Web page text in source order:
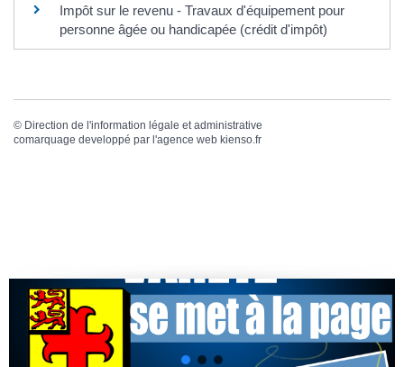
Impôt sur le revenu - Travaux d'équipement pour
personne âgée ou handicapée (crédit d'impôt)
© Direction de l'information légale et administrative
comarquage developpé par l'agence web kienso.fr